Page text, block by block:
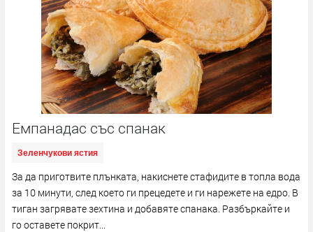
Емпанадас със спанак
Зеленчукови ястия
За да приготвите плънката, накиснете стафидите в топла вода
за 10 минути, след което ги прецедете и ги нарежете на едро. В
тиган загрявате зехтина и добавяте спанака. Разбъркайте и
го оставете покрит...